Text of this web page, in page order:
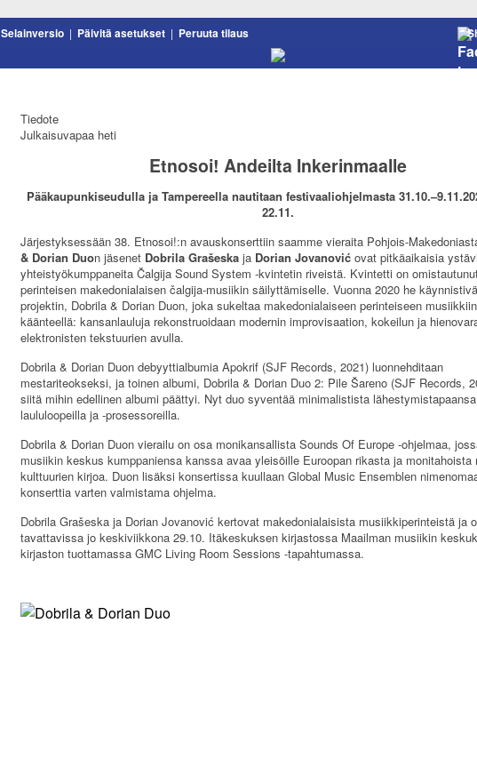
Selainversio | Päivitä asetukset | Peruuta tilaus
Tiedote
Julkaisuvapaa heti
Etnosoi! Andeilta Inkerinmaalle
Pääkaupunkiseudulla ja Tampereella nautitaan festivaaliohjelmasta
22.11.
Järjestyksessään 38. Etnosoi!:n avauskonserttiin saamme vieraita Pohjois-
& Dorian Duon jäsenet Dobrila Grašeska ja Dorian Jovanović ovat pitkäaikaisia
yhteistyökumppaneita Čalgija Sound System -kvintetin riveistä. Kvintetti on
perinteisen makedonialaisen čalgija-musiikin säilyttämiselle. Vuonna 2020 he
projektin, Dobrila & Dorian Duon, joka sukeltaa makedonialaiseen perinteiseen
käänteellä: kansanlauluja rekonstruoidaan modernin improvisaation, kokeilun ja
elektronisten tekstuurien avulla.
Dobrila & Dorian Duon debyyttialbumia Apokrif (SJF Records, 2021) luonnehditaan
mestariteokseksi, ja toinen albumi, Dobrila & Dorian Duo 2: Pile Šareno (SJF Records,
siitä mihin edellinen albumi päättyi. Nyt duo syventää minimalistista lähestymistapaansa
laululoopeilla ja -prosessoreilla.
Dobrila & Dorian Duon vierailu on osa monikansallista Sounds Of Europe -ohjelmaa,
musiikin keskus kumppaniensa kanssa avaa yleisöille Euroopan rikasta ja monitahoista
kulttuurien kirjoa. Duon lisäksi konsertissa kuullaan Global Music Ensemblen
konserttia varten valmistama ohjelma.
Dobrila Grašeska ja Dorian Jovanović kertovat makedonialaisista musiikkiperinteistä ja
tavattavissa jo keskiviikkona 29.10. Itäkeskuksen kirjastossa Maailman musiikin
kirjaston tuottamassa GMC Living Room Sessions -tapahtumassa.